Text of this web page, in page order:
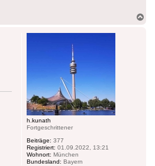
h.kunath
Fortgeschrittener
Beiträge: 377
Registriert: 01.09.2022, 13:21
Wohnort: München
Bundesland: Bayern